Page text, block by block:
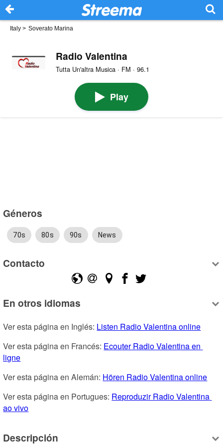
Italy > Soverato Marina
Radio Valentina
Tutta Un'altra Musica · FM · 96.1
Play
Géneros
70s 80s 90s News
Contacto
En otros idiomas
Ver esta página en Inglés: Listen Radio Valentina online
Ver esta página en Francés: Ecouter Radio Valentina en
ligne
Ver esta página en Alemán: Hören Radio Valentina online
Ver esta página en Portugues: Reproduzir Radio Valentina
ao vivo
Descripción